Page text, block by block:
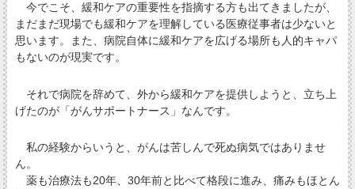
今でこそ、緩和ケアの重要性を指摘する方も出てきましたが、
まだまだ現場でも緩和ケアを理解している医療従事者は少ないと
思います。また、病院自体に緩和ケアを広げる場所も人的キャパ
もないのが現実です。
それで病院を辞めて、外から緩和ケアを提供しようと、立ち上
げたのが「がんサポートナース」なんです。
私の経験からいうと、がんは苦しんで死ぬ病気ではありませ
ん。
薬も治療法も20年、30年前と比べて格段に進み、痛みもほとん